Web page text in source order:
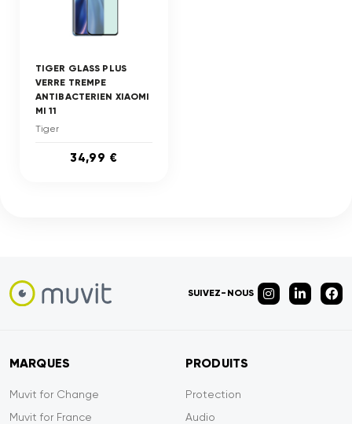
TIGER GLASS PLUS
VERRE TREMPE
ANTIBACTERIEN XIAOMI
MI 11
Tiger
34,99 €
SUIVEZ-NOUS
MARQUES
Muvit for Change
Muvit for France
PRODUITS
Protection
Audio